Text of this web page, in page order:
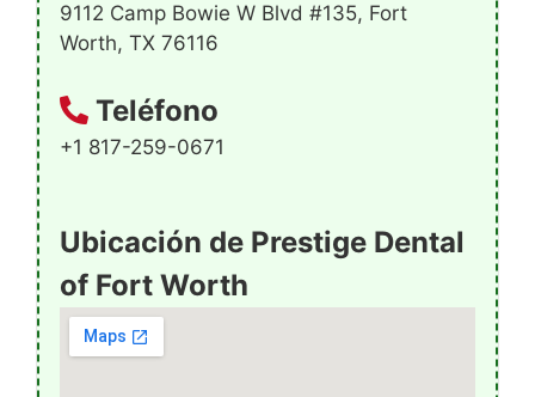
9112 Camp Bowie W Blvd #135, Fort
Worth, TX 76116
Teléfono
+1 817-259-0671
Ubicación de Prestige Dental
of Fort Worth